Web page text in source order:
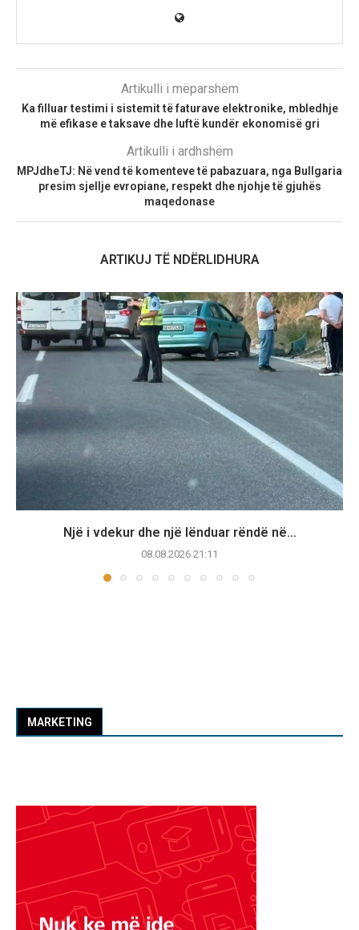
Artikulli i mëparshëm
Ka filluar testimi i sistemit të faturave elektronike, mbledhje
më efikase e taksave dhe luftë kundër ekonomisë gri
Artikulli i ardhshëm
MPJdheTJ: Në vend të komenteve të pabazuara, nga Bullgaria
presim sjellje evropiane, respekt dhe njohje të gjuhës
maqedonase
ARTIKUJ TË NDËRLIDHURA
Një i vdekur dhe një lënduar rëndë në...
08.08.2026 21:11
MARKETING